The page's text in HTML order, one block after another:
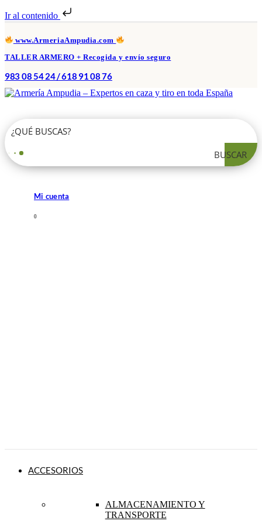
Ir al contenido
www.ArmeriaAmpudia.com
TALLER ARMERO + Recogida y envío seguro
983 08 54 24 / 618 91 08 76
BUSCAR
Mi cuenta
0
ACCESORIOS
ALMACENAMIENTO Y
TRANSPORTE